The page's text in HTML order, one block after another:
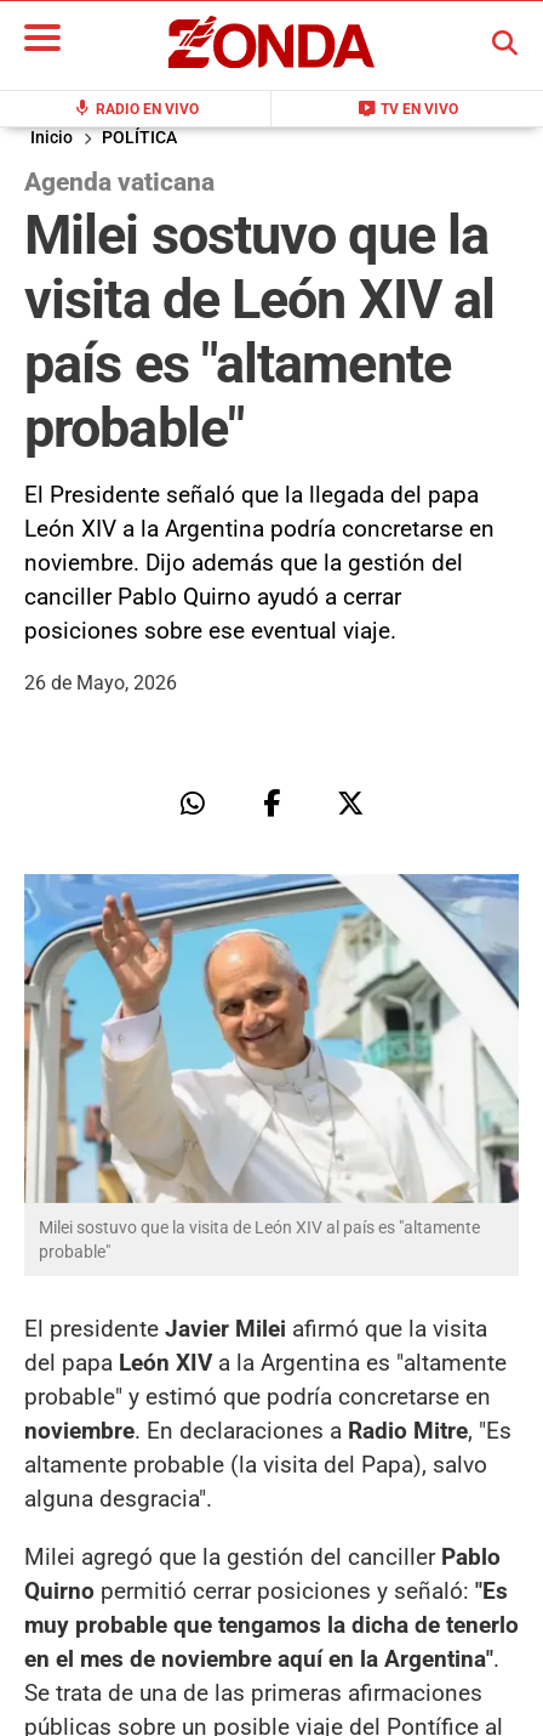
mic RADIO EN VIVO live_tv TV EN VIVO
BUSCAR
Inicio POLÍTICA
Agenda vaticana
Milei sostuvo que la
visita de León XIV al
país es "altamente
probable"
El Presidente señaló que la llegada del papa
León XIV a la Argentina podría concretarse en
noviembre. Dijo además que la gestión del
canciller Pablo Quirno ayudó a cerrar
posiciones sobre ese eventual viaje.
26 de Mayo, 2026
Milei sostuvo que la visita de León XIV al país es "altamente
probable"
El presidente Javier Milei afirmó que la visita
del papa León XIVa la Argentina es "altamente
probable" y estimó que podría concretarse en
noviembre. En declaraciones a Radio Mitre, "Es
altamente probable (la visita del Papa), salvo
alguna desgracia".
Milei agregó que la gestión del canciller Pablo
Quirno permitió cerrar posiciones y señaló: "Es
muy probable que tengamos la dicha de tenerlo
en el mes de noviembre aquí en la Argentina".
Se trata de una de las primeras afirmaciones
públicas sobre un posible viaje del Pontífice al